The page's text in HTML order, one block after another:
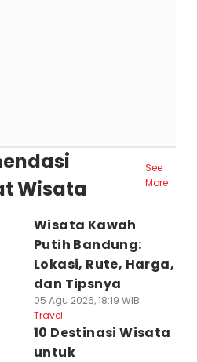
Wisata
See
More
Wisata Kawah
Putih Bandung:
Lokasi, Rute, Harga,
dan Tipsnya
05 Agu 2026, 18:19 WIB
Travel
10 Destinasi Wisata
untuk